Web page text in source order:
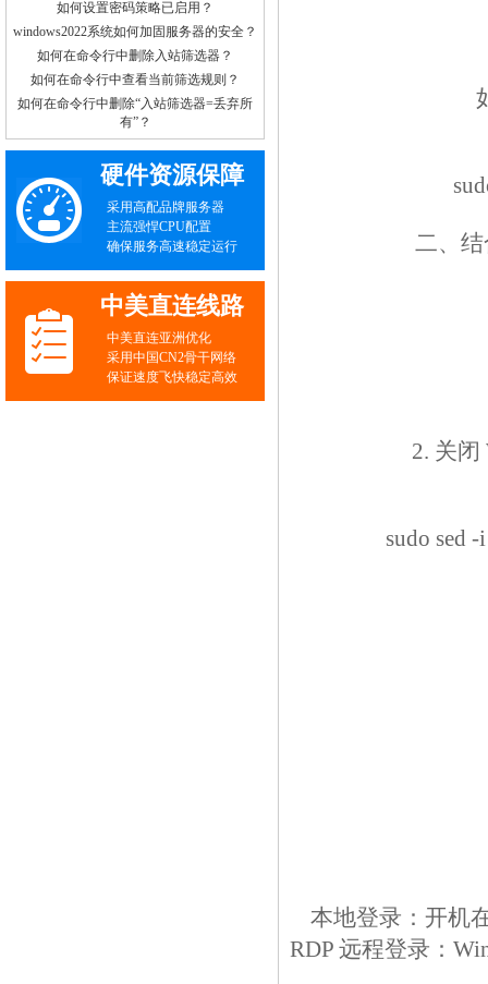
如何设置密码策略已启用？
windows2022系统如何加固服务器的安全？
如何在命令行中删除入站筛选器？
如何在命令行中查看当前筛选规则？
如何在命令行中删除“入站筛选器=丢弃所
有”？
硬件资源保障
采用高配品牌服务器
主流强悍CPU配置
确保服务高速稳定运行
中美直连线路
中美直连亚洲优化
采用中国CN2骨干网络
保证速度飞快稳定高效
二、
2. 关闭
sudo sed
本地登录：开机
RDP 远程登录：